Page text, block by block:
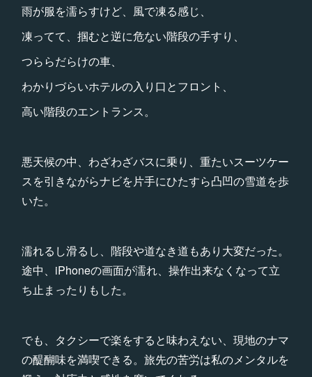
雨が服を濡らすけど、風で凍る感じ、
凍ってて、掴むと逆に危ない階段の手すり、
つららだらけの車、
わかりづらいホテルの入り口とフロント、
高い階段のエントランス。
悪天候の中、わざわざバスに乗り、重たいスーツケー
スを引きながらナビを片手にひたすら凸凹の雪道を歩
いた。
濡れるし滑るし、階段や道なき道もあり大変だった。
途中、iPhoneの画面が濡れ、操作出来なくなって立
ち止まったりもした。
でも、タクシーで楽をすると味わえない、現地のナマ
の醍醐味を満喫できる。旅先の苦労は私のメンタルを